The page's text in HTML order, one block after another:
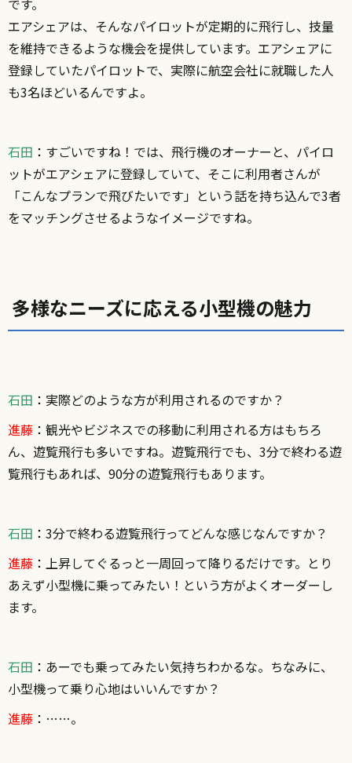
です。
エアシェアは、そんなパイロットが定期的に飛行し、技量
を維持できるような機会を提供しています。エアシェアに
登録していたパイロットで、実際に航空会社に就職した人
も3名ほどいるんですよ。
石田 ： すごいですね！では、飛行機のオーナーと、パイロ
ットがエアシェアに登録していて、そこに利用者さんが
「こんなプランで飛びたいです」という話を持ち込んで3者
をマッチングさせるようなイメージですね。
多様なニーズに応える小型機の魅力
石田 ： 実際どのような方が利用されるのですか？
進藤 ： 観光やビジネスでの移動に利用される方はもちろ
ん、遊覧飛行も多いですね。遊覧飛行でも、3分で終わる遊
覧飛行もあれば、90分の遊覧飛行もあります。
石田 ： 3分で終わる遊覧飛行ってどんな感じなんですか？
進藤 ： 上昇してぐるっと一周回って降りるだけです。とり
あえず小型機に乗ってみたい！という方がよくオーダーし
ます。
石田 ： あーでも乗ってみたい気持ちわかるな。ちなみに、
小型機って乗り心地はいいんですか？
進藤 ： ……。